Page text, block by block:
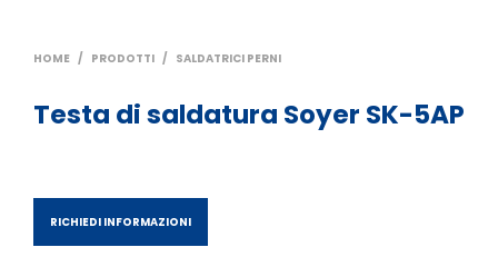
HOME / PRODOTTI / SALDATRICI PERNI
Testa di saldatura Soyer SK-5AP
RICHIEDI INFORMAZIONI